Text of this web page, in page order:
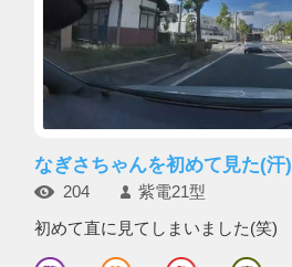
なぎさちゃんを初めて見た(汗)
204 紫電21型
初めて直に見てしまいました(笑)